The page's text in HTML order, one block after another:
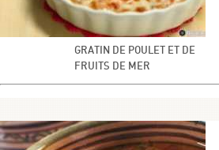
GRATIN DE POULET ET DE
FRUITS DE MER